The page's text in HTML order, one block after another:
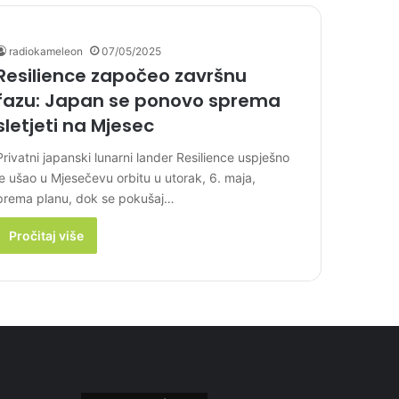
radiokameleon 07/05/2025
započeo završnu
Japan se ponovo sprema
na Mjesec
japanski lunarni lander Resilience uspješno
ušao u Mjesečevu orbitu u utorak, 6. maja,
planu, dok se pokušaj…
Pročitaj više